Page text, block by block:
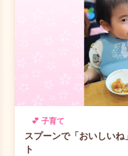
💕 子育て
スプーンで「おいしい
ト